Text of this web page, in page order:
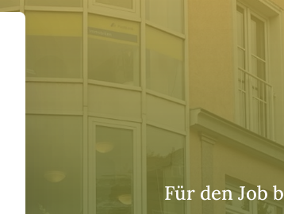
Für den Job